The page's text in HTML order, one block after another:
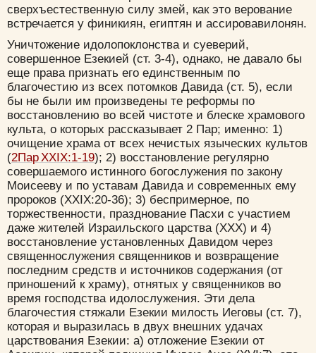
сверхъестественную силу змей, как это верование
встречается у финикиян, египтян и ассировавилонян.
Уничтожение идолопоклонства и суеверий,
совершенное Езекией (ст. 3-4), однако, не давало бы
еще права признать его единственным по
благочестию из всех потомков Давида (ст. 5), если
бы не были им произведены те реформы по
восстановлению во всей чистоте и блеске храмового
культа, о которых рассказывает 2 Пар; именно: 1)
очищение храма от всех нечистых языческих культов
(2Пар XXIX:1-19); 2) восстановление регулярно
совершаемого истинного богослужения по закону
Моисееву и по уставам Давида и современных ему
пророков (XXIX:20-36); 3) беспримерное, по
торжественности, празднование Пасхи с участием
даже жителей Израильского царства (XXX) и 4)
восстановление установленных Давидом через
священнослужения священников и возвращение
последним средств и источников содержания (от
приношений к храму), отнятых у священников во
время господства идолослужения. Эти дела
благочестия стяжали Езекии милость Иеговы (ст. 7),
которая и выразилась в двух внешних удачах
царствования Езекии: а) отложение Езекии от